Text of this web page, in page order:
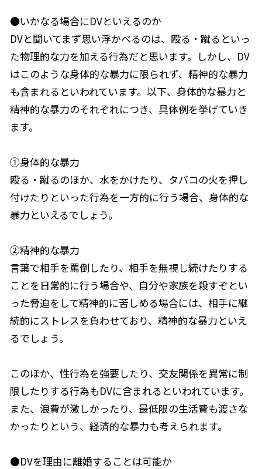
●いかなる場合にDVといえるのか
DVと聞いてまず思い浮かべるのは、殴る・蹴るといっ
た物理的な力を加える行為だと思います。しかし、DV
はこのような身体的な暴力に限られず、精神的な暴力
も含まれるといわれています。以下、身体的な暴力と
精神的な暴力のそれぞれにつき、具体例を挙げていき
ます。
①身体的な暴力
殴る・蹴るのほか、水をかけたり、タバコの火を押し
付けたりといった行為を一方的に行う場合、身体的な
暴力といえるでしょう。
②精神的な暴力
言葉で相手を罵倒したり、相手を無視し続けたりする
ことを日常的に行う場合や、自分や家族を殺すぞとい
った脅迫をして精神的に苦しめる場合には、相手に継
続的にストレスを負わせており、精神的な暴力といえ
るでしょう。
このほか、性行為を強要したり、交友関係を異常に制
限したりする行為もDVに含まれるといわれています。
また、浪費が激しかったり、最低限の生活費も渡さな
かったりという、経済的な暴力も考えられます。
●DVを理由に離婚することは可能か